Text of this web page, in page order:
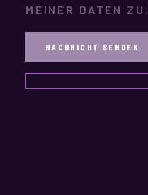
MEINER DATEN ZU.